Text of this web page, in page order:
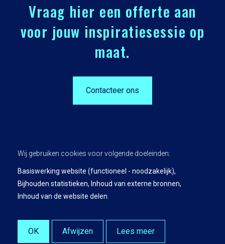
Vraag hier een offerte aan
voor jouw inspiratiesessie op
maat.
Contacteer ons
Privacy Policy
Webdesign door Zenjoy in Leuven• Powered by Nimbu
Wij gebruiken cookies voor volgende doeleinden:
Basiswerking website (functioneel - noodzakelijk),
Bijhouden statistieken, Inhoud van externe bronnen,
Inhoud van de website delen
OK Afwijzen Lees meer